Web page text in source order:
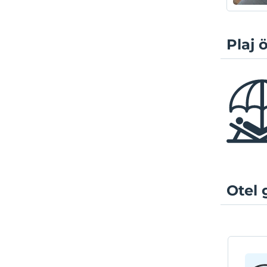
Sahil
suyun
Plaj
Otel